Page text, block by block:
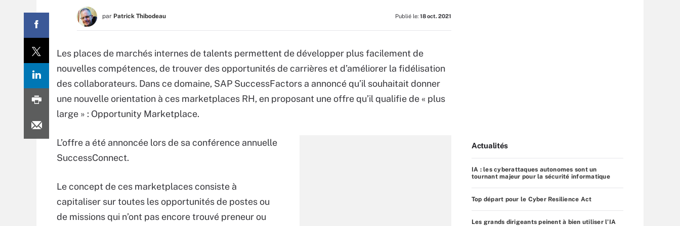
par Patrick Thibodeau Publié le: 18 oct. 2021
Les places de marchés internes de talents permettent de développer plus facilement de
nouvelles compétences, de trouver des opportunités de carrières et d’améliorer la fidélisation
des collaborateurs. Dans ce domaine, SAP SuccessFactors a annoncé qu’il souhaitait donner
une nouvelle orientation à ces marketplaces RH, en proposant une offre qu’il qualifie de « plus
large » : Opportunity Marketplace.
L’offre a été annoncée lors de sa conférence annuelle
SuccessConnect.
Le concept de ces marketplaces consiste à
capitaliser sur toutes les opportunités de postes ou
de missions qui n’ont pas encore trouvé preneur ou
Actualités
IA : les cyberattaques autonomes sont un
tournant majeur pour la sécurité informatique
Top départ pour le Cyber Resilience Act
Les grands dirigeants peinent à bien utiliser l’IA